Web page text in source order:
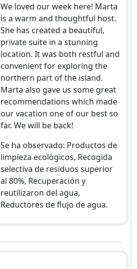
We loved our week here! Marta
is a warm and thoughtful host.
She has created a beautiful,
private suite in a stunning
location. It was both restful and
convenient for exploring the
northern part of the island.
Marta also gave us some great
recommendations which made
our vacation one of our best so
far. We will be back!
Se ha observado: Productos de
limpieza ecològicos, Recogida
selectiva de residuos superior
al 80%, Recuperación y
reutilizaron del agua,
Reductores de flujo de agua.